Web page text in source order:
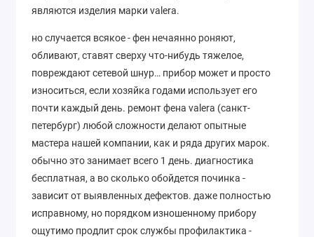
являются изделия марки valera.
но случается всякое - фен нечаянно роняют,
обливают, ставят сверху что-нибудь тяжелое,
повреждают сетевой шнур… прибор может и просто
износиться, если хозяйка годами использует его
почти каждый день. ремонт фена valera (санкт-
петербург) любой сложности делают опытные
мастера нашей компании, как и ряда других марок.
обычно это занимает всего 1 день. диагностика
бесплатная, а во сколько обойдется починка -
зависит от выявленных дефектов. даже полностью
исправному, но порядком изношенному прибору
ощутимо продлит срок службы профилактика -